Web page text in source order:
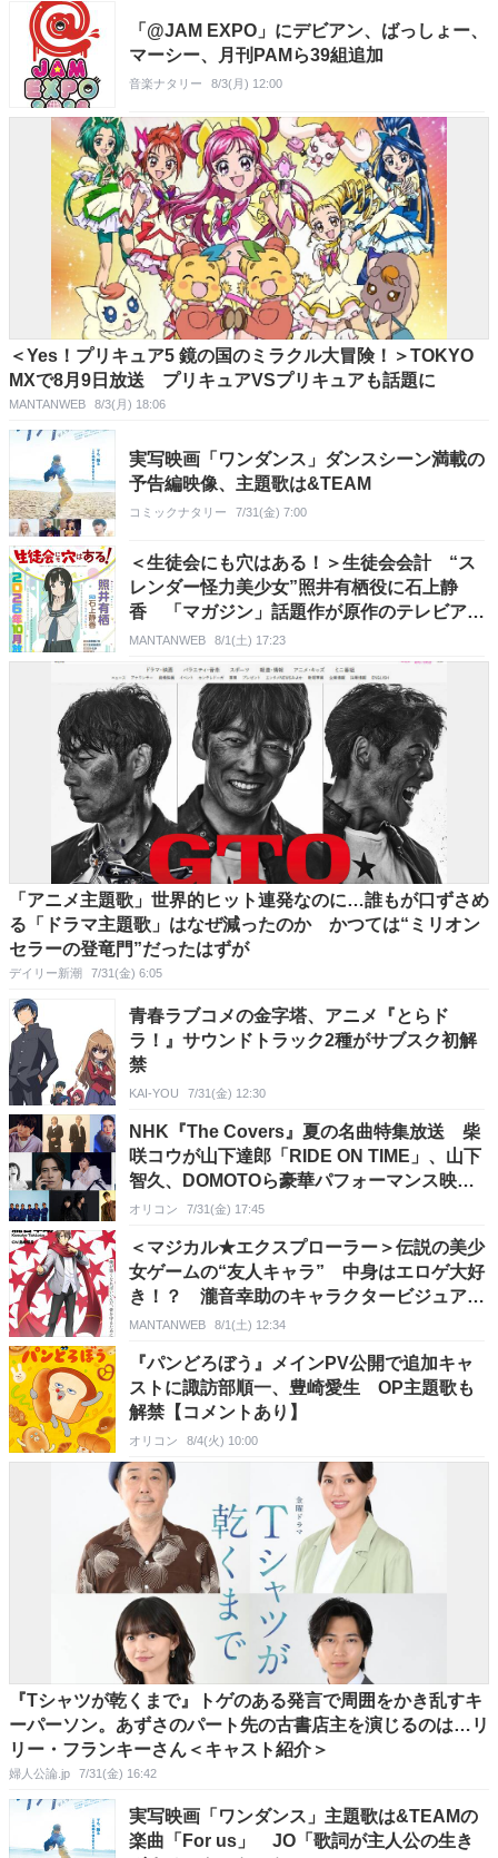
「@JAM EXPO」にデビアン、ばっしょー、
マーシー、月刊PAMら39組追加
音楽ナタリー 8/3(月) 12:00
＜Yes！プリキュア5 鏡の国のミラクル大冒険！＞TOKYO
MXで8月9日放送 プリキュアVSプリキュアも話題に
MANTANWEB 8/3(月) 18:06
実写映画「ワンダンス」ダンスシーン満載の
予告編映像、主題歌は&TEAM
コミックナタリー 7/31(金) 7:00
＜生徒会にも穴はある！＞生徒会会計 “ス
レンダー怪力美少女”照井有栖役に石上静
香 「マガジン」話題作が原作のテレビアニ
メ
MANTANWEB 8/1(土) 17:23
「アニメ主題歌」世界的ヒット連発なのに…誰もが口ずさめ
る「ドラマ主題歌」はなぜ減ったのか かつては“ミリオン
セラーの登竜門”だったはずが
デイリー新潮 7/31(金) 6:05
青春ラブコメの金字塔、アニメ『とらド
ラ！』サウンドトラック2種がサブスク初解
禁
KAI-YOU 7/31(金) 12:30
NHK『The Covers』夏の名曲特集放送 柴
咲コウが山下達郎「RIDE ON TIME」、山下
智久、DOMOTOら豪華パフォーマンス映像
も
オリコン 7/31(金) 17:45
＜マジカル★エクスプローラー＞伝説の美少
女ゲームの“友人キャラ” 中身はエロゲ大好
き！？ 瀧音幸助のキャラクタービジュアル
公開
MANTANWEB 8/1(土) 12:34
『パンどろぼう』メインPV公開で追加キャ
ストに諏訪部順一、豊崎愛生 OP主題歌も
解禁【コメントあり】
オリコン 8/4(火) 10:00
『Tシャツが乾くまで』トゲのある発言で周囲をかき乱すキ
ーパーソン。あずさのパート先の古書店主を演じるのは…リ
リー・フランキーさん＜キャスト紹介＞
婦人公論.jp 7/31(金) 16:42
実写映画「ワンダンス」主題歌は&TEAMの
楽曲「For us」 JO「歌詞が主人公の生き